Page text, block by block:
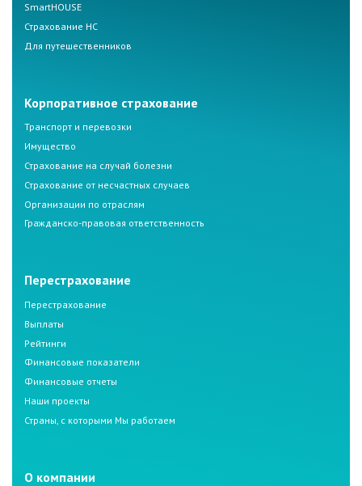
SmartHOUSE
Страхование НС
Для путешественников
Корпоративное страхование
Транспорт и перевозки
Имущество
Страхование на случай болезни
Страхование от несчастных случаев
Организации по отраслям
Гражданско-правовая ответственность
Перестрахование
Перестрахование
Выплаты
Рейтинги
Финансовые показатели
Финансовые отчеты
Наши проекты
Страны, с которыми Мы работаем
О компании